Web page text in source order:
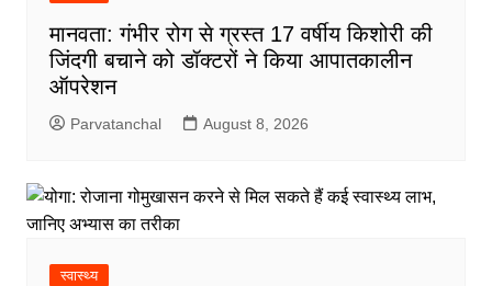
मानवता: गंभीर रोग से ग्रस्त 17 वर्षीय किशोरी की
जिंदगी बचाने को डॉक्टरों ने किया आपातकालीन
ऑपरेशन
Parvatanchal August 8, 2026
स्वास्थ्य